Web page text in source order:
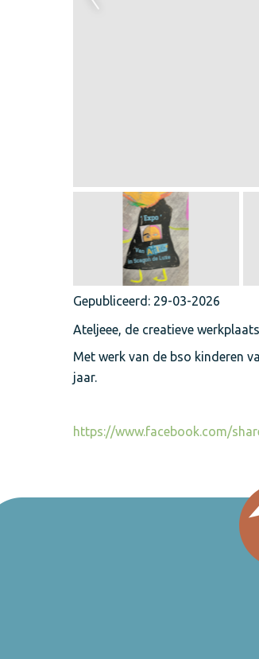
Gepubliceerd: 29-03-2026
Ateljeee, de creatieve
Met werk van de bso kinderen
jaar.
https://www.facebook.com/